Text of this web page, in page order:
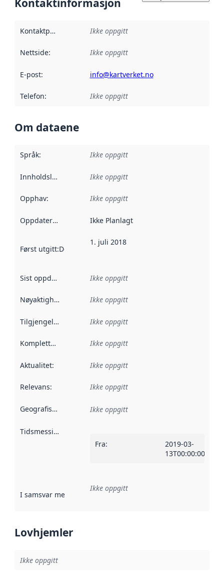
Kontaktinformasjon
Kontaktpunkt Ikke oppgitt
Nettside: Ikke oppgitt
E-post: info@kartverket.no
Telefon: Ikke oppgitt
Om dataene
Språk: Ikke oppgitt
Innholdsleverandører :
Ikke oppgitt
Opphav: Ikke oppgitt
Oppdateringsfrekvens :
Ikke Planlagt
Først utgitt:Denne datoen sier når dataene i dette
1. juli 2018
Sist oppdatert Ikke oppgitt
Nøyaktighet Ikke oppgitt
Tilgjengelighet Ikke oppgitt
Kompletthet Ikke oppgitt
Aktualitet: Ikke oppgitt
Relevans: Ikke oppgitt
Geografisk avgrensning :
Ikke oppgitt
Tidsmessig avgrensning
Fra:
2019-03-
13T00:00:00Z
I samsvar med Referanse til en implementasjonsregel
Ikke oppgitt
Lovhjemler
Ikke oppgitt